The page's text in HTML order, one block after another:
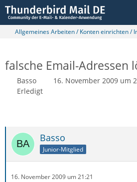
Allgemeines Arbeiten / Konten einrichten /
falsche Email-Adressen
Basso 16. November 2009 um
Erledigt
Basso
Junior-Mitglied
16. November 2009 um 21:21